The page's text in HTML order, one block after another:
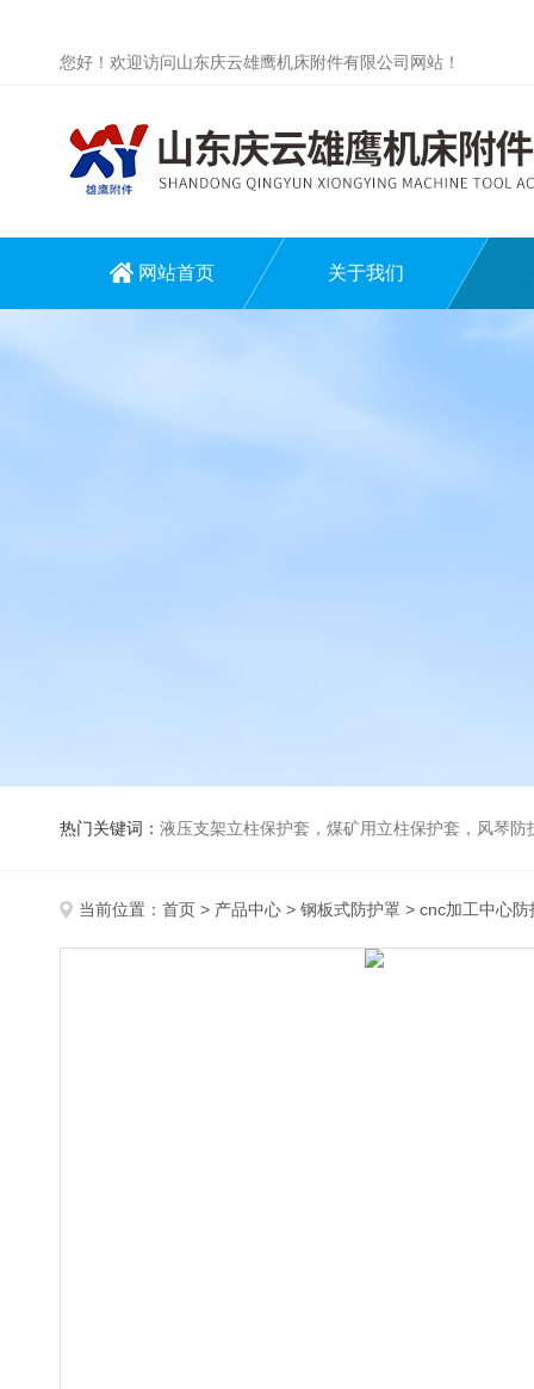
您好！欢迎访问山东庆云雄鹰机床附件有限公司网站！
网站首页 关于我们
热门关键词： 液压支架立柱保护套，煤矿用立柱保护套，风琴
当前位置： 首页 > 产品中心 > 钢板式防护罩 > cnc加工中心防